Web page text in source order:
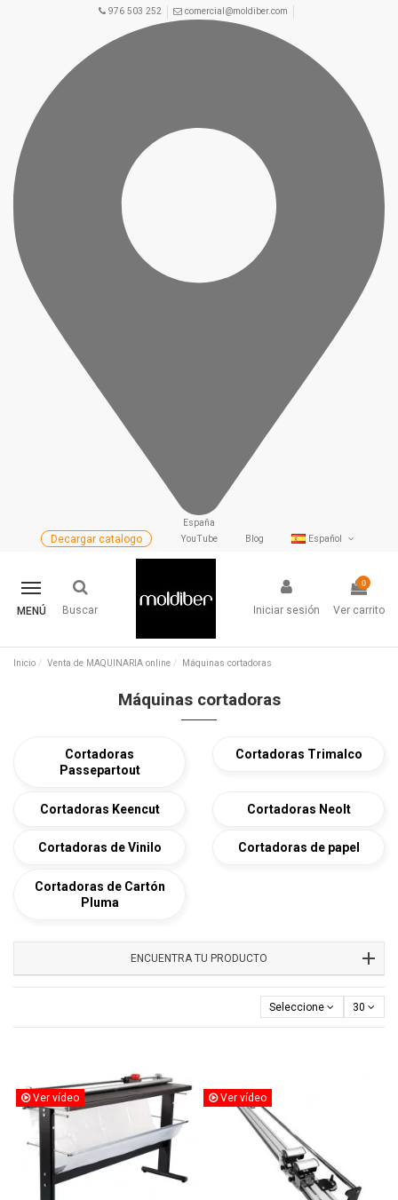
976 503 252 comercial@moldiber.com
España
Español
Blog
YouTube
Decargar catalogo
MENÚ Buscar Iniciar sesión
0
Ver carrito
Inicio Venta de MAQUINARIA online Máquinas cortadoras
Máquinas cortadoras
Cortadoras
Passepartout
Cortadoras Trimalco
Cortadoras Keencut Cortadoras Neolt
Cortadoras de Vinilo Cortadoras de papel
Cortadoras de Cartón
Pluma
ENCUENTRA TU PRODUCTO
Seleccione 30
Ver vídeo Ver vídeo